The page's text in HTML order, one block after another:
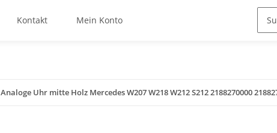
Kontakt Mein Konto
Analoge Uhr mitte Holz Mercedes W207 W218 W212 S212 2188270000